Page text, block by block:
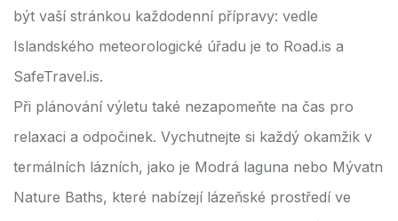
být vaší stránkou každodenní přípravy: vedle
Islandského meteorologické úřadu je to Road.is a
SafeTravel.is.
Při plánování výletu také nezapomeňte na čas pro
relaxaci a odpočinek. Vychutnejte si každý okamžik v
termálních lázních, jako je Modrá laguna nebo Mývatn
Nature Baths, které nabízejí lázeňské prostředí ve